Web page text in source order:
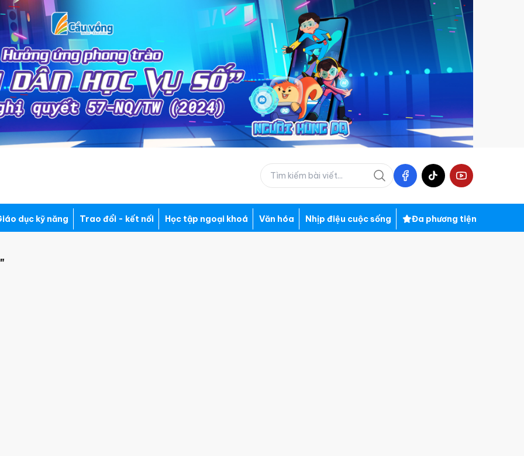
dục kỹ năng Trao đổi - kết nối Học tập ngoại khoá Văn hóa Nhịp điệu cuộc sống Đa phương tiện